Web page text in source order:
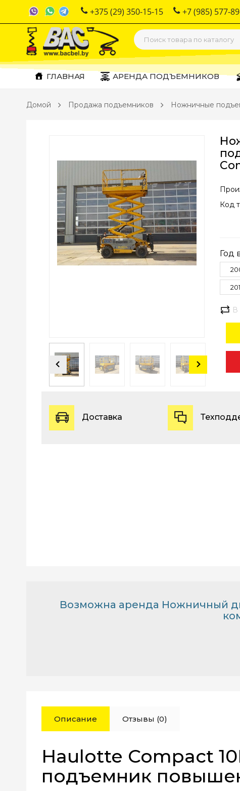
+375 (29) 350-15-15 +7 (985) 577-
ГЛАВНАЯ АРЕНДА ПОДЪЕМНИКОВ
Домой Продажа подъемников Ножничные
Код
Год
В
Доставка
Возможна аренда Ножничный
Описание Отзывы (0)
Haulotte Compact
подъемник